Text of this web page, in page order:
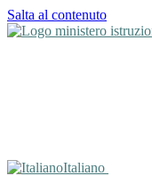
Salta al contenuto
Italiano